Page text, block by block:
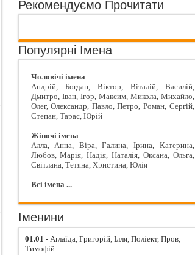
Рекомендуємо Прочитати
Популярні Імена
Чоловічі імена
Андрій, Богдан, Віктор, Віталій, Василій,
Дмитро, Іван, Ігор, Максим, Микола, Михайло,
Олег,Олександр, Павло,Петро, Роман, Сергій,
Степан, Тарас, Юрій
Жіночі імена
Алла,Анна, Віра,Галина, Ірина, Катерина,
Любов,Марія,Надія, Наталія, Оксана, Ольга,
Світлана, Тетяна, Христина, Юлія
Всі імена ...
Іменини
01.01 - Аглаїда, Григорій, Ілля, Поліект, Пров,
Тимофій